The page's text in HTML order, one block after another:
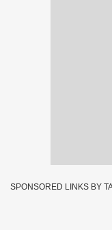
SPONSORED LINKS BY